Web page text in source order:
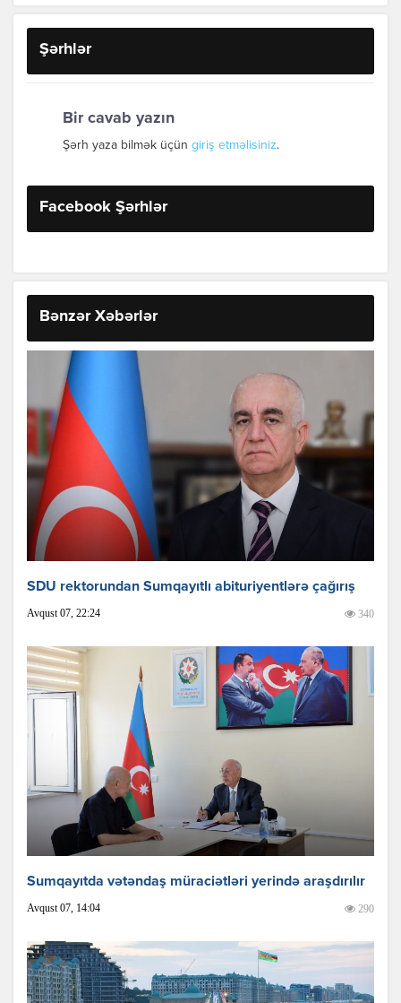
Şərhlər
Bir cavab yazın
Şərh yaza bilmək üçün giriş etməlisiniz.
Facebook Şərhlər
Bənzər Xəbərlər
SDU rektorundan Sumqayıtlı abituriyentlərə çağırış
Avqust 07, 22:24 340
Sumqayıtda vətəndaş müraciətləri yerində araşdırılır
Avqust 07, 14:04 290